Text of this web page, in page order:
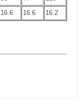
16.6 16.6 16.2